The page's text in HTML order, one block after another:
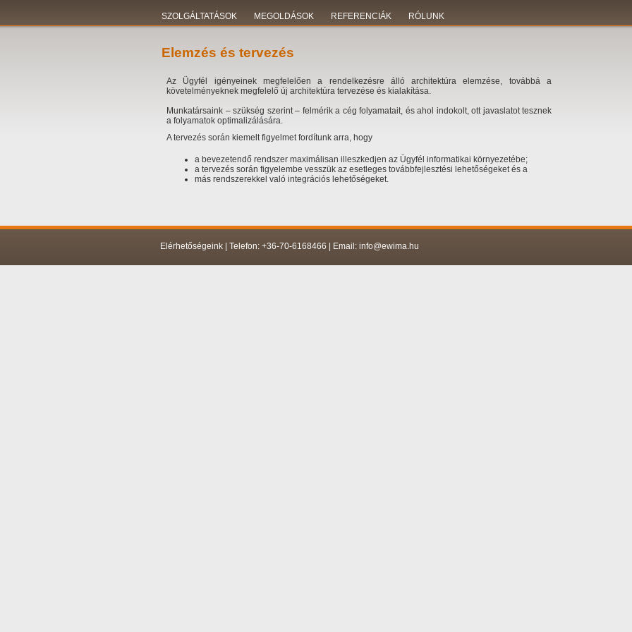
SZOLGÁLTATÁSOK MEGOLDÁSOK REFERENCIÁK RÓLUNK
Elemzés és tervezés
Az Ügyfél igényeinek megfelelően a rendelkezésre álló architektúra elemzése, továbbá a
követelményeknek megfelelő új architektúra tervezése és kialakítása.
Munkatársaink – szükség szerint – felmérik a cég folyamatait, és ahol indokolt, ott javaslatot tesznek
a folyamatok optimalizálására.
A tervezés során kiemelt figyelmet fordítunk arra, hogy
a bevezetendő rendszer maximálisan illeszkedjen az Ügyfél informatikai környezetébe;
a tervezés során figyelembe vesszük az esetleges továbbfejlesztési lehetőségeket és a
más rendszerekkel való integrációs lehetőségeket.
Elérhetőségeink | Telefon: +36-70-6168466 | Email: info@ewima.hu